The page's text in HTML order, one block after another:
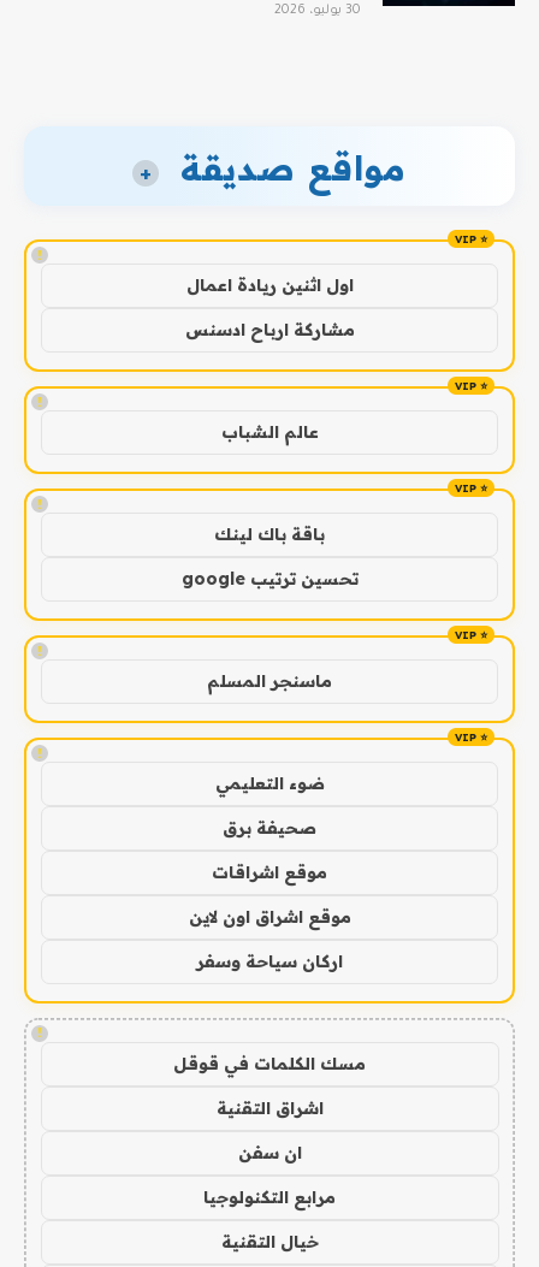
30 يوليو، 2026
مواقع صديقة +
!
اول اثنين ريادة اعمال
مشاركة ارباح ادسنس
!
عالم الشباب
!
باقة باك لينك
تحسين ترتيب google
!
ماسنجر المسلم
!
ضوء التعليمي
صحيفة برق
موقع اشراقات
موقع اشراق اون لاين
اركان سياحة وسفر
!
مسك الكلمات في قوقل
اشراق التقنية
ان سفن
مرابع التكنولوجيا
خيال التقنية